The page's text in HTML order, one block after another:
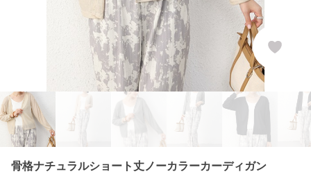
骨格ナチュラルショート丈ノーカラーカーディガン